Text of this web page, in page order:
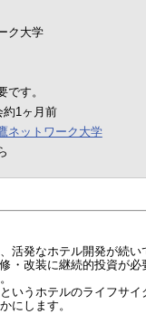
ク大学
す。
約1ヶ月前
ネットワーク大学
活発なホテル開発が続
・改装に継続的投資が
いうホテルのライフサ
にします。